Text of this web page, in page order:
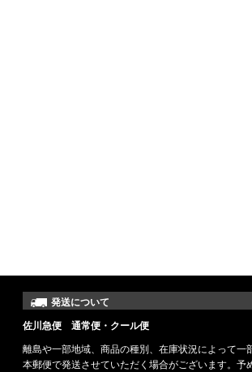
発送について
佐川急便 通常便・クール便
離島や一部地域、商品の種別、在庫状況によって一
本郵便で発送させていただく場合がございます。予